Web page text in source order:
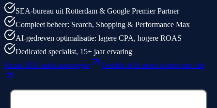
SEA-bureau uit Rotterdam & Google Premier Partner
Compleet beheer: Search, Shopping & Performance Max
AI-gedreven optimalisatie: lagere CPA, hogere ROAS
Dedicated specialist, 15+ jaar ervaring
Gratis SEA-audit aanvragen
Ontdek of ik moet starten met ads